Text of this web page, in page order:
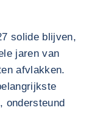
solide blijven,
jaren van
afvlakken.
ondersteund